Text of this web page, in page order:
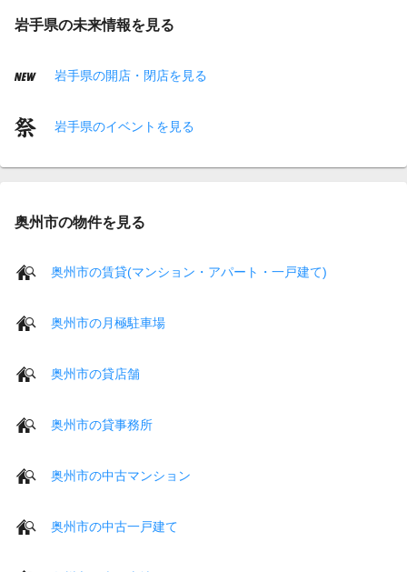
岩手県の未来情報を見る
岩手県の開店・閉店を見る
岩手県のイベントを見る
奥州市の物件を見る
奥州市の賃貸(マンション・アパート・一戸建て)
奥州市の月極駐車場
奥州市の貸店舗
奥州市の貸事務所
奥州市の中古マンション
奥州市の中古一戸建て